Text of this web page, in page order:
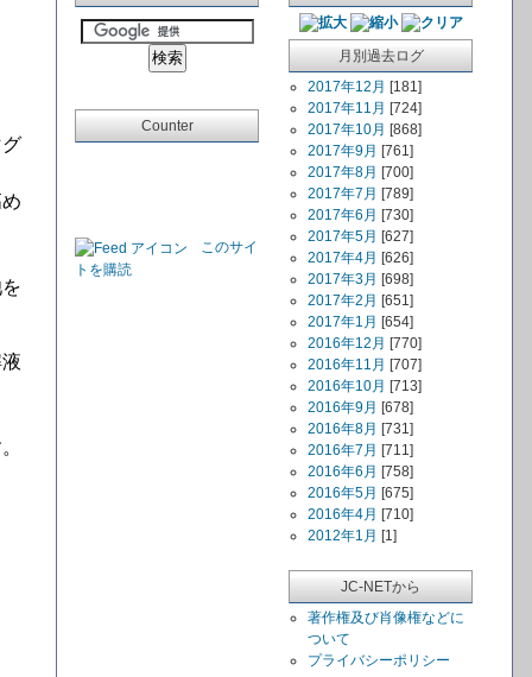
Counter
このサイ
トを購読
月別過去ログ
2017年12月 [181]
2017年11月 [724]
2017年10月 [868]
2017年9月 [761]
2017年8月 [700]
2017年7月 [789]
2017年6月 [730]
2017年5月 [627]
2017年4月 [626]
2017年3月 [698]
2017年2月 [651]
2017年1月 [654]
2016年12月 [770]
2016年11月 [707]
2016年10月 [713]
2016年9月 [678]
2016年8月 [731]
2016年7月 [711]
2016年6月 [758]
2016年5月 [675]
2016年4月 [710]
2012年1月 [1]
JC-NETから
著作権及び肖像権などに
ついて
プライバシーポリシー